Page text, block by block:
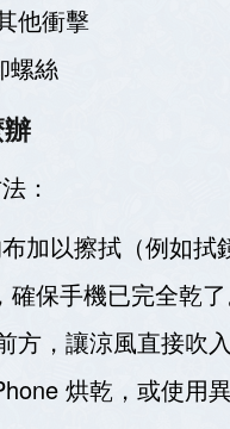
他衝擊
螺絲
：
加以擦拭（例如拭
保手機已完全乾了
方，讓涼風直接吹
烘乾，或使用